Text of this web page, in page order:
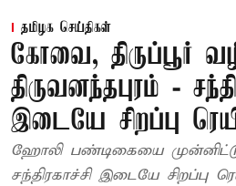
தமிழக செய்திகள்
கோவை, திருப்பூர்
திருவனந்தபுரம் -
இடையே சிறப்பு
ஹோலி பண்டிகையை முன்னிட்டு
சந்திரகாச்சி இடையே சிறப்பு